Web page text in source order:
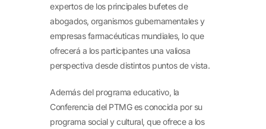
expertos de los principales bufetes de
abogados, organismos gubernamentales y
empresas farmacéuticas mundiales, lo que
ofrecerá a los participantes una valiosa
perspectiva desde distintos puntos de vista.
Además del programa educativo, la
Conferencia del PTMG es conocida por su
programa social y cultural, que ofrece a los